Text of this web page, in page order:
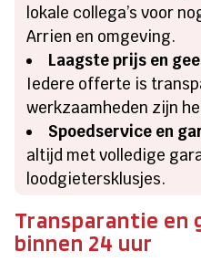
lokale collega’s voor
Arrien en omgeving.
Laagste prijs en
Iedere offerte is
werkzaamheden zijn
Spoedservice en
altijd met volledige
loodgietersklusjes.
Transparantie
binnen 24 uur